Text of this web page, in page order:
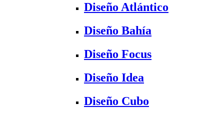
Diseño Atlántico
Diseño Bahía
Diseño Focus
Diseño Idea
Diseño Cubo